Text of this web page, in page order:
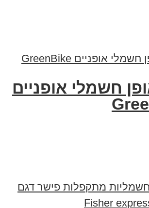
חשמלי אופניים